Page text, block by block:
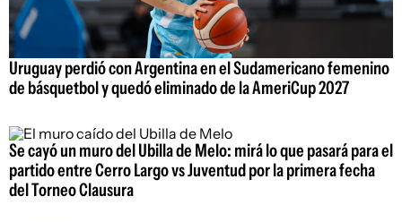
Uruguay perdió con Argentina en el Sudamericano femenino
de básquetbol y quedó eliminado de la AmeriCup 2027
Se cayó un muro del Ubilla de Melo: mirá lo que pasará para el
partido entre Cerro Largo vs Juventud por la primera fecha
del Torneo Clausura